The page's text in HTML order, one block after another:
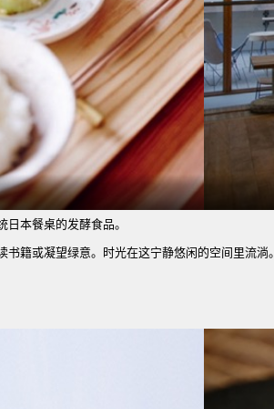
餐桌的发酵食品。
或凝望绿意。时光在这宁静悠闲的空间里流淌。